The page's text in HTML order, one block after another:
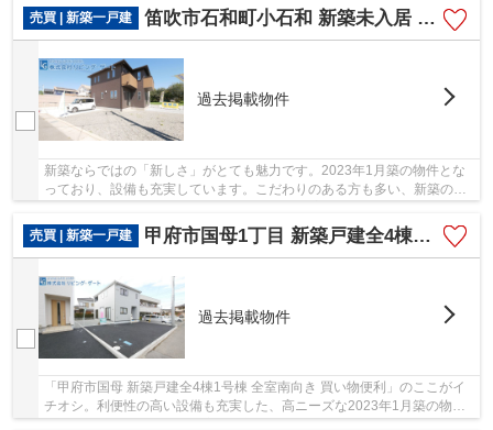
売買 | 新築一戸建
笛吹市石和町小石和 新築未入居 高気密高断熱住宅 前面道6ｍ
過去掲載物件
新築ならではの「新しさ」がとても魅力です。2023年1月築の物件とな
っており、設備も充実しています。こだわりのある方も多い、新築の戸
売買 | 新築一戸建
甲府市国母1丁目 新築戸建全4棟1号棟 最終分譲
過去掲載物件
「甲府市国母 新築戸建全4棟1号棟 全室南向き 買い物便利」のここがイ
チオシ。利便性の高い設備も充実した、高ニーズな2023年1月築の物件